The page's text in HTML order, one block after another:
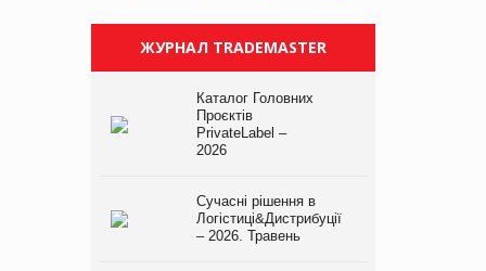
ЖУРНАЛ TRADEMASTER
Каталог Головних
Проєктів
PrivateLabel –
2026
Сучасні рішення в
Логістиці&Дистрибуції
– 2026. Травень